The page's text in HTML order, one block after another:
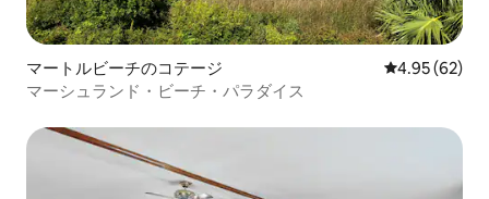
マートルビーチのコテージ レビュー62
4.95 (62)
マーシュランド・ビーチ・パラダイス